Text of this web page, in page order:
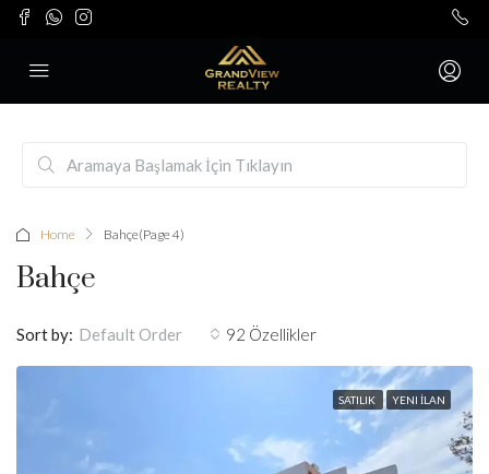
Home Bahçe(Page 4)
Bahçe
92 Özellikler
Sort by: Default Order
SATILIK YENI İLAN